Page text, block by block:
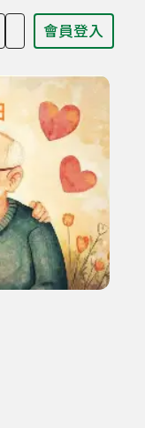
會員登入